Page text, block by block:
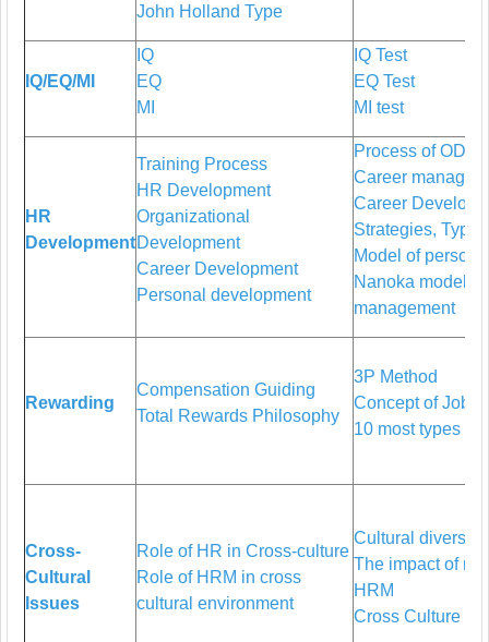
John Holland Type
IQ/EQ/MI
IQ
EQ
MI
IQ Test
EQ Test
MI test
HR
Development
Training Process
​​​​HR Development
Organizational
Development
Career Development
Personal development
Process of OD
Career
Career
Strategies, Types
Model of
Nanoka model
management
Rewarding
Compensation Guiding
Total Rewards Philosophy
3P Method
Concept of Job
10 most types of
Cross-
Cultural
Issues
Role of HR in Cross-culture
Role of HRM in cross
cultural environment
Cultural diversity
The impact of
HRM
Cross Culture